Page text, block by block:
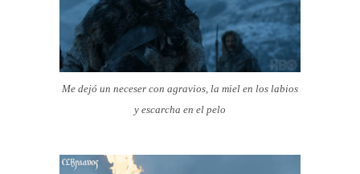
Me dejó un neceser con agravios, la miel en los labios
y escarcha en el pelo